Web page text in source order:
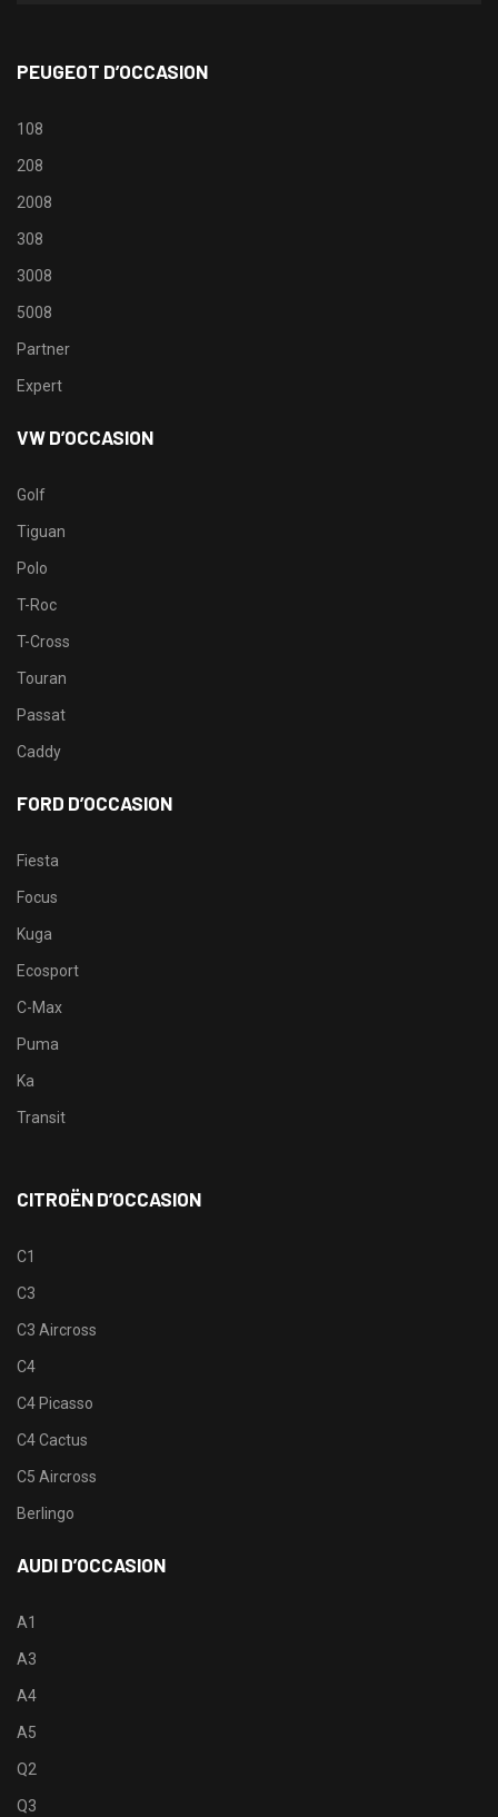
PEUGEOT D’OCCASION
108
208
2008
308
3008
5008
Partner
Expert
VW D’OCCASION
Golf
Tiguan
Polo
T-Roc
T-Cross
Touran
Passat
Caddy
FORD D’OCCASION
Fiesta
Focus
Kuga
Ecosport
C-Max
Puma
Ka
Transit
CITROËN D’OCCASION
C1
C3
C3 Aircross
C4
C4 Picasso
C4 Cactus
C5 Aircross
Berlingo
AUDI D’OCCASION
A1
A3
A4
A5
Q2
Q3